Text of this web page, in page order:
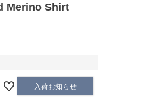
Merino Shirt
入荷お知らせ